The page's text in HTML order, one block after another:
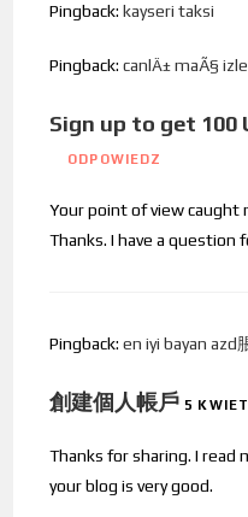
Pingback:kayseri taksi
Pingback:canlÄ± maÃ§ izle
Sign up to get 100
ODPOWIEDZ
Your point of view caught
Thanks. I have a question
Pingback:en iyi bayan azd
創建個人帳戶 5
Thanks for sharing. I read
your blog is very good.